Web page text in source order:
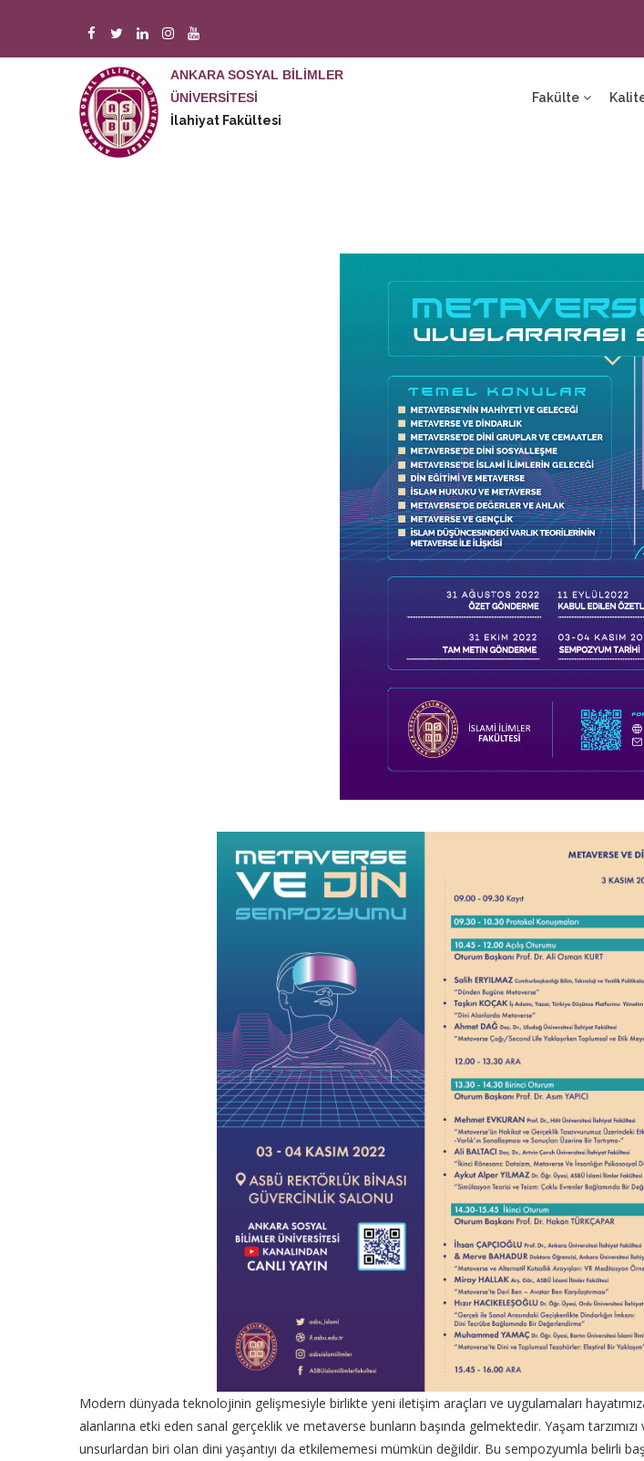
atla
ANKARA SOSYAL BİLİMLER
ÜNİVERSİTESİ
İlahiyat Fakültesi
Fakülte
Modern dünyada teknolojinin gelişmesiyle birlikte yeni iletişim araçları ve uygulamaları
alanlarına etki eden sanal gerçeklik ve metaverse bunların başında gelmektedir. Yaşam
unsurlardan biri olan dini yaşantıyı da etkilememesi mümkün değildir. Bu sempozyumla belirli